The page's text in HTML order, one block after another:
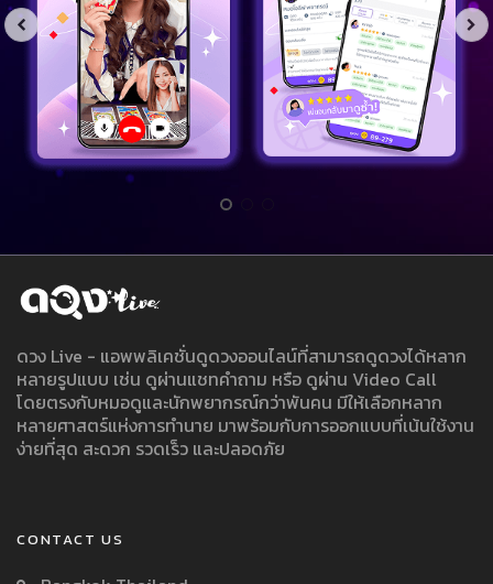
ดวง Live - แอพพลิเคชั่นดูดวงออนไลน์ที่สามารถดูดวงได้หลาก
หลายรูปแบบ เช่น ดูผ่านแชทคำถาม หรือ ดูผ่าน Video Call
โดยตรงกับหมอดูและนักพยากรณ์กว่าพันคน มีให้เลือกหลาก
หลายศาสตร์แห่งการทำนาย มาพร้อมกับการออกแบบที่เน้นใช้งาน
ง่ายที่สุด สะดวก รวดเร็ว และปลอดภัย
CONTACT US